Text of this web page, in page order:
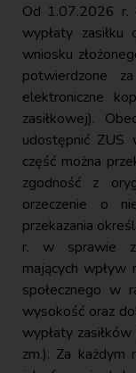
Od 1.07.2026 r.
wypłaty zasiłku
wniosku
potwierdzone
elektroniczne
zasiłkowej).
udostępnić ZUS
część można
zgodność z
orzeczenie o
przekazania
r. w sprawie
mających wpływ
społecznego w
wysokość oraz
wypłaty
zm.). Za każdym